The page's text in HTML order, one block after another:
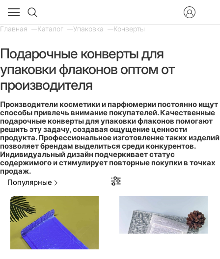
Главная Каталог Упаковка Конверты
Подарочные конверты для
упаковки флаконов оптом от
производителя
Производители косметики и парфюмерии постоянно ищут
способы привлечь внимание покупателей. Качественные
подарочные конверты для упаковки флаконов помогают
решить эту задачу, создавая ощущение ценности
продукта. Профессиональное изготовление таких изделий
позволяет брендам выделиться среди конкурентов.
Индивидуальный дизайн подчеркивает статус
содержимого и стимулирует повторные покупки в точках
продаж.
Популярные